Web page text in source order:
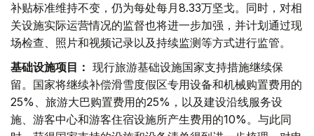
补贴标准维持不变，仍为每处每月8.33万坚戈。同时，对相
关设施实际运营情况的监督也将进一步加强，并计划通过现
场检查、照片和视频记录以及持续监测等方式进行监管。
基础设施项目： 现行旅游基础设施国家支持措施继续保
留。国家将继续补偿滑雪度假区专用设备和机械购置费用的
25%、旅游大巴购置费用的25%，以及建设沿线服务设
施、游客中心和游客住宿设施所产生费用的10%。与此同